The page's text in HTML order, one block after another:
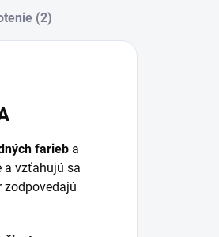
(2)
farieb a
a vzťahujú sa
zodpovedajú